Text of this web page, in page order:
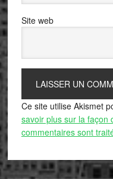
Site web
Ce site utilise Akismet
savoir plus sur la façon
commentaires sont